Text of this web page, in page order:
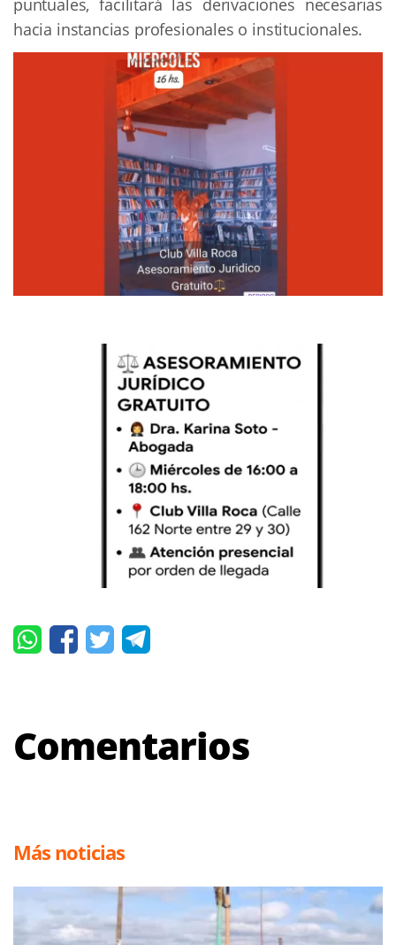
puntuales, facilitará las derivaciones necesarias
hacia instancias profesionales o institucionales.
Comentarios
Más noticias